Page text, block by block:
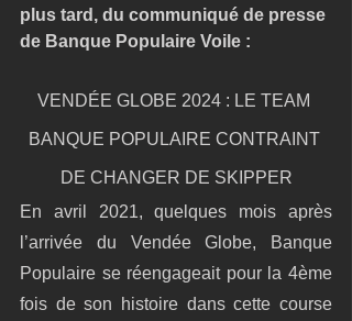
plus tard, du communiqué de presse
de Banque Populaire Voile :
VENDÉE GLOBE 2024 : LE TEAM
BANQUE POPULAIRE CONTRAINT
DE CHANGER DE SKIPPER
En avril 2021, quelques mois après
l’arrivée du Vendée Globe, Banque
Populaire se réengageait pour la 4ème
fois de son histoire dans cette course